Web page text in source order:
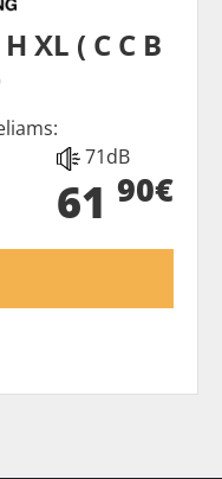
XL ( C C B
71dB
61 90€